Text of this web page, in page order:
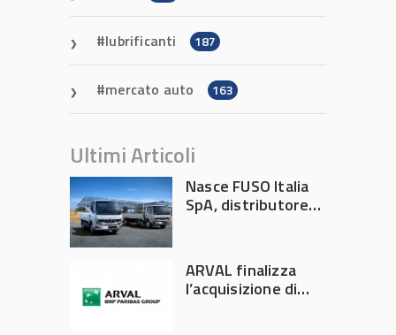
lubrificanti 187
mercato auto 163
Ultimi Articoli
Nasce FUSO Italia
SpA, distributore
ARVAL finalizza
l’acquisizione di